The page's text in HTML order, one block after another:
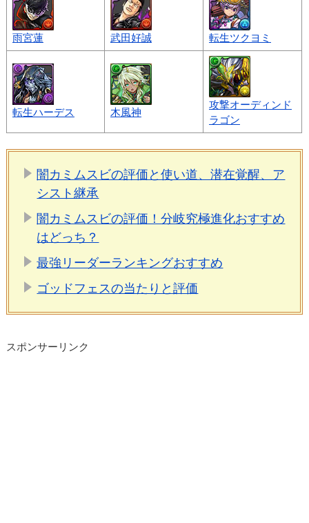
雨宮蓮 武田好誠 転生ツクヨミ
転生ハーデス 木風神
攻撃オーディンド
ラゴン
闇カミムスビの評価と使い道、潜在覚醒、ア
シスト継承
闇カミムスビの評価！分岐究極進化おすすめ
はどっち？
最強リーダーランキングおすすめ
ゴッドフェスの当たりと評価
スポンサーリンク